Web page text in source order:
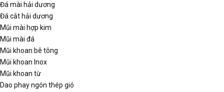
Đá mài hải dương
Đá cắt hải dương
Mũi mài hợp kim
Mũi mài đá
Mũi khoan bê tông
Mũi khoan Inox
Mũi khoan từ
Dao phay ngón thép gió